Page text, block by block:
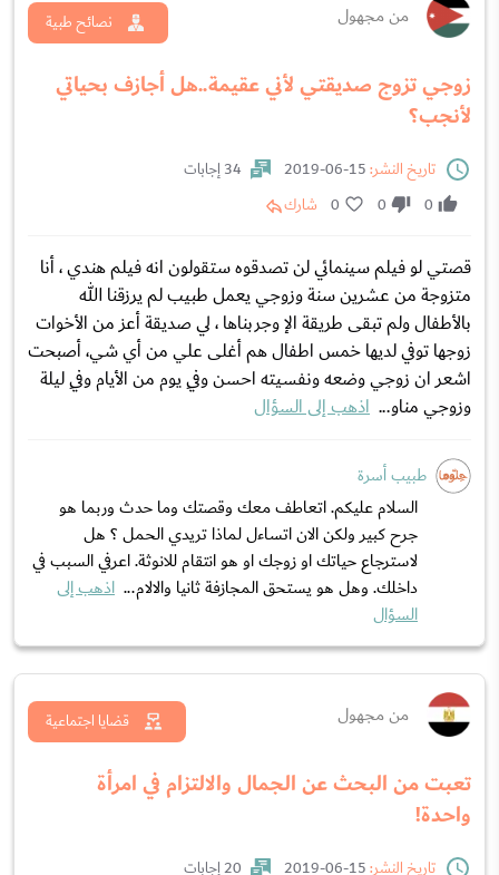
من مجهول
زوجي تزوج صديقتي لأني عقيمة..هل أجازف بحياتي
لأنجب؟
نصائح طبية
تاريخ النشر:
34 إجابات
0
0
0 شارك
قصتي لو فيلم سينمائي لن تصدقوه ستقولون انه فيلم هندي ، أنا
متزوجة من عشرين سنة وزوجي يعمل طبيب لم يرزقنا الله
بالأطفال ولم تبقى طريقة الإ وجربناها ، لي صديقة أعز من الأخوات
زوجها توفي لديها خمس اطفال هم أغلى علي من أي شي، أصبحت
اشعر ان زوجي وضعه ونفسيته احسن وفِي يوم من الأيام وفِي ليلة
وزوجي مناو... اذهب إلى السؤال
طبيب أسرة
السلام عليكم. اتعاطف معك وقصتك وما حدث وربما هو
جرح كبير ولكن الان اتساءل لماذا تريدي الحمل ؟ هل
لاسترجاع حياتك او زوجك او هو انتقام للانوثة. اعرفي السبب في
داخلك. وهل هو يستحق المجازفة ثانيا والالام... اذهب إلى
السؤال
من مجهول
تعبت من البحث عن الجمال والالتزام في امرأة
واحدة!
قضايا اجتماعية
تاريخ النشر:
20 إجابات